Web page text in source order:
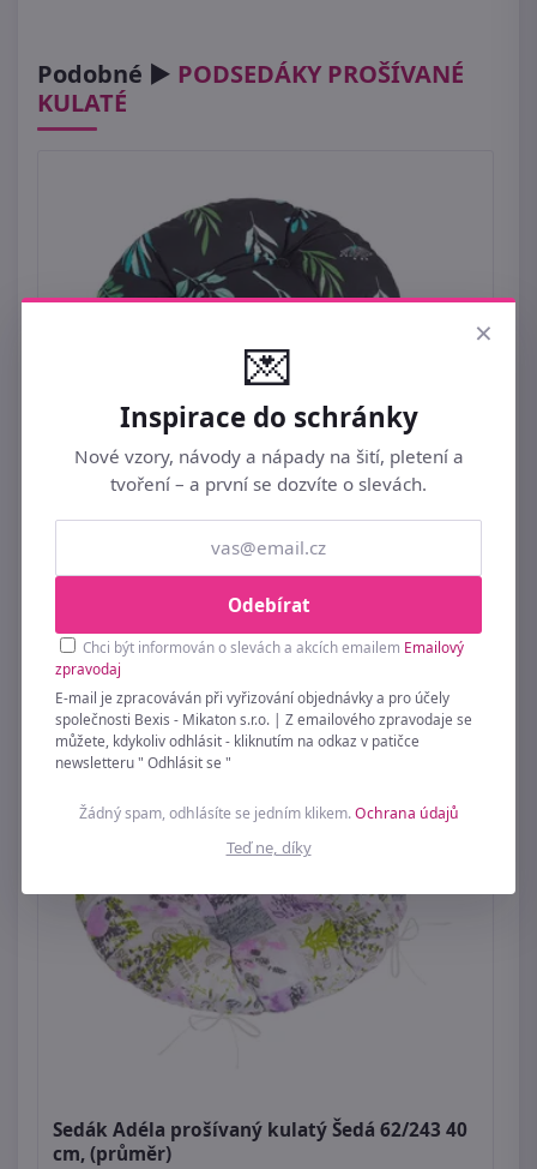
Podobné ► PODSEDÁKY PROŠÍVANÉ
KULATÉ
Sedák Adéla prošívaný kulatý Černá 62/236 40
169 Kč
Sedák Adéla prošívaný kulatý Šedá 62/243 40
cm, (průměr)
×
💌
Inspirace do schránky
Nové vzory, návody a nápady na šití, pletení a
tvoření – a první se dozvíte o slevách.
Odebírat
Chci být informován o slevách a akcích emailem Emailový
zpravodaj
E-mail je zpracováván při vyřizování objednávky a pro účely
společnosti Bexis - Mikaton s.r.o. | Z emailového zpravodaje se
můžete, kdykoliv odhlásit - kliknutím na odkaz v patičce
newsletteru " Odhlásit se "
Žádný spam, odhlásíte se jedním klikem.Ochrana údajů
Teď ne, díky